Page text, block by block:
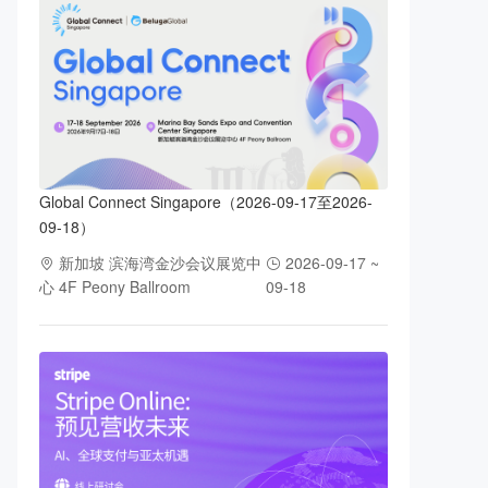
Global Connect Singapore（2026-09-17至2026-
09-18）
新加坡 滨海湾金沙会议展览中
心 4F Peony Ballroom
2026-09-17 ~
09-18